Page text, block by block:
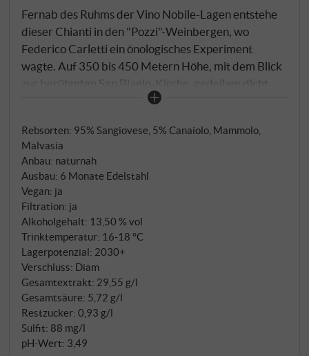
Fernab des Ruhms der Vino Nobile-Lagen entstehe
dieser Chianti in den "Pozzi"-Weinbergen, wo
Federico Carletti ein önologisches Experiment
wagte. Auf 350 bis 450 Metern Höhe, mit dem Blick
zur berühmten San Biagio-Kirche, gedeihen dicht
gepflanzte Sangiovese-Reben auf steinigen
Durchlässigkeit. Fünfundneunzig Prozent Sangiovese
verschmelzen mit fünf Prozent anderer toskanischer
Varietäten zu einem Chianti von kompromissloser
Authentizität. Sechs Monate im Edelstahl bewahren
die jugendliche Frische dieser DOCG-Komposition,
die Federico bewusst als Gegenentwurf zu
modernen Samthandschuhen konzipierte.
Rebsorten: 95% Sangiovese, 5% Canaiolo, Mammolo,
Malvasia
Anbau: naturnah
Ausbau: 6 Monate Edelstahl
Vegan: ja
Filtration: ja
Alkoholgehalt: 13,50 % vol
Trinktemperatur: 16‑18 °C
Lagerpotenzial: 2030+
Verschluss: Diam
Gesamtextrakt: 29,55 g/l
Gesamtsäure: 5,72 g/l
Restzucker: 0,93 g/l
Sulfit: 88 mg/l
pH-Wert: 3,49